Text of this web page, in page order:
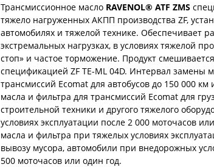
Трансмиссионное масло RAVENOL® ATF ZMS
тяжело нагруженных АКПП производства ZF,
автомобилях и тяжелой технике. Обеспечивает
экстремальных нагрузках, в условиях тяжелой
стоп» и частое торможение. Продукт
спецификацией ZF TE-ML 04D. Интервал замены
трансмиссий Ecomat для автобусов до 150 000
масла и фильтра для трансмиссий Ecomat для
строительной техники и другого тяжелого
условиях эксплуатации после 2 000 моточасов
масла и фильтра при тяжелых условиях
вывозу мусора, автомобили при внедорожных
500 моточасов или один год.